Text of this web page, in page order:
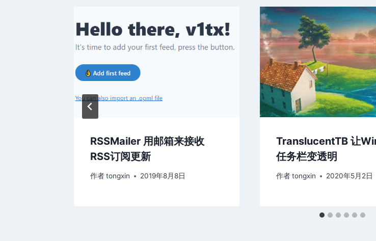
RSSMailer 用邮箱来接收
RSS订阅更新
作者tongxin 2019年8月8日
TranslucentTB 让
任务栏变透明
作者 tongxin 2020年5月2日